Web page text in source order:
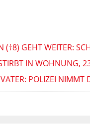
GEHT WEITER:
IN WOHNUNG,
POLIZEI NIMMT